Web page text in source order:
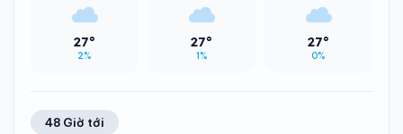
27°
2%
27°
1%
27°
0%
48 Giờ tới